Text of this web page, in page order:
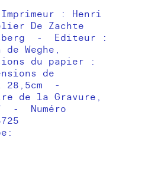
: Henri
De Zachte
- Editeur :
Weghe,
du papier :
de
28,5cm -
de la Gravure,
- Numéro